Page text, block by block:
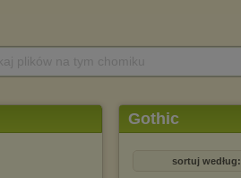
Gothic
sortuj według: